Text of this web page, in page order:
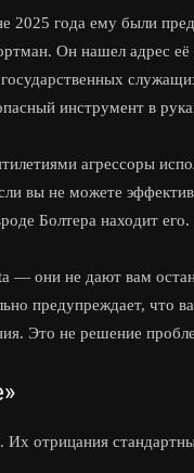
года ему были
Он нашел адрес
инструмент в
агрессоры
вы не можете
Болтера находит
— они не дают вам
предупреждает, что
Это не решение
Их отрицания